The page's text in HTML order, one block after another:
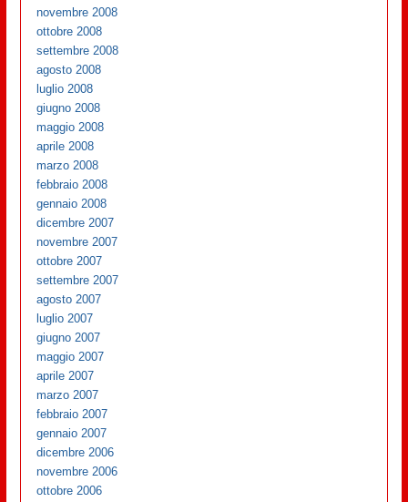
novembre 2008
ottobre 2008
settembre 2008
agosto 2008
luglio 2008
giugno 2008
maggio 2008
aprile 2008
marzo 2008
febbraio 2008
gennaio 2008
dicembre 2007
novembre 2007
ottobre 2007
settembre 2007
agosto 2007
luglio 2007
giugno 2007
maggio 2007
aprile 2007
marzo 2007
febbraio 2007
gennaio 2007
dicembre 2006
novembre 2006
ottobre 2006